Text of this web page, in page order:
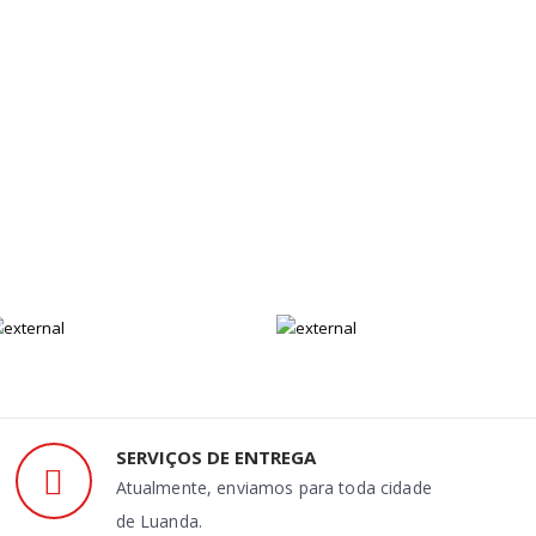
SERVIÇOS DE ENTREGA
Atualmente, enviamos para toda cidade
de Luanda.